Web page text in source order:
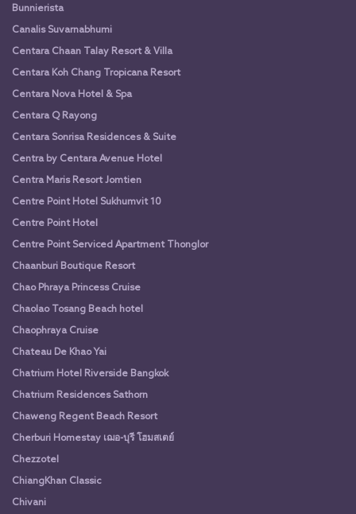
Bunnierista
Canalis Suvarnabhumi
Centara Chaan Talay Resort & Villa
Centara Koh Chang Tropicana Resort
Centara Nova Hotel & Spa
Centara Q Rayong
Centara Sonrisa Residences & Suite
Centra by Centara Avenue Hotel
Centra Maris Resort Jomtien
Centre Point Hotel Sukhumvit 10
Centre Point Hotel
Centre Point Serviced Apartment Thonglor
Chaanburi Boutique Resort
Chao Phraya Princess Cruise
Chaolao Tosang Beach hotel
Chaophraya Cruise
Chateau De Khao Yai
Chatrium Hotel Riverside Bangkok
Chatrium Residences Sathorn
Chaweng Regent Beach Resort
Cherburi Homestay เฌอ-บุรี โฮมสเตย์
Chezzotel
ChiangKhan Classic
Chivani